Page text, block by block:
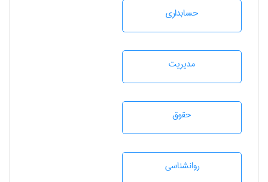
حسابداری
مديريت
حقوق
روانشناسی